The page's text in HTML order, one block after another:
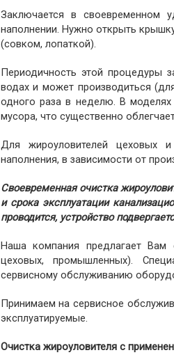
Заключается в своевременном
наполнении. Нужно открыть
(совком, лопаткой).
Периодичность этой процедуры
водах и может производиться
одного раза в неделю. В
мусора, что существенно
Для жироуловителей цеховых
наполнения, в зависимости от
Своевременная очистка
и срока эксплуатации
проводится, устройство
Наша компания предлагает Вам
цеховых, промышленных).
сервисному обслуживанию
Принимаем на сервисное
эксплуатируемые.
Очистка жироуловителя с